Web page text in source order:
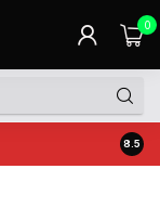
0
Prix
8.5